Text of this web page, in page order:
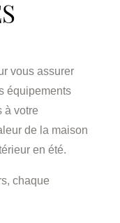
vous assurer
équipements
à votre
de la maison
en été.
chaque